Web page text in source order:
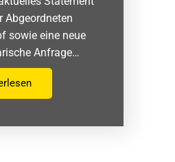
Abgeordneten
sowie eine neue
Anfrage…